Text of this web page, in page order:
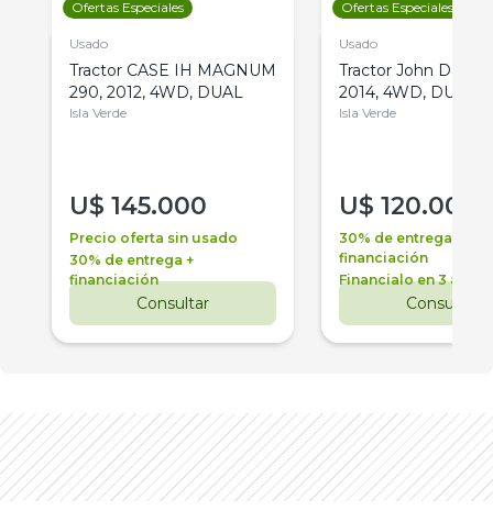
Ofertas Especiales
Usado
Tractor CASE IH MAGNUM
290, 2012, 4WD, DUAL
Isla Verde
U$ 145.000
Precio oferta sin usado
30% de entrega +
financiación
Consultar
Ofertas Especiales
Usado
Tractor John Deere
2014, 4WD, DUAL
Isla Verde
U$ 120.000
30% de entrega +
financiación
Financialo en 3 años
Consultar